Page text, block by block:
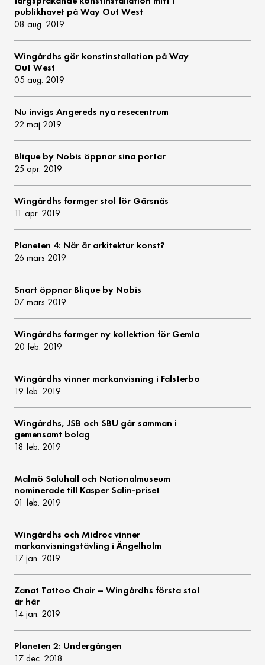
publikhavet på Way Out West
08 aug. 2019
Wingårdhs gör konstinstallation på Way
Out West
05 aug. 2019
Nu invigs Angereds nya resecentrum
22 maj 2019
Blique by Nobis öppnar sina portar
25 apr. 2019
Wingårdhs formger stol för Gärsnäs
11 apr. 2019
Planeten 4: När är arkitektur konst?
26 mars 2019
Snart öppnar Blique by Nobis
07 mars 2019
Wingårdhs formger ny kollektion för Gemla
20 feb. 2019
Wingårdhs vinner markanvisning i Falsterbo
19 feb. 2019
Wingårdhs, JSB och SBU går samman i
gemensamt bolag
18 feb. 2019
Malmö Saluhall och Nationalmuseum
nominerade till Kasper Salin-priset
01 feb. 2019
Wingårdhs och Midroc vinner
markanvisningstävling i Ängelholm
17 jan. 2019
Zanat Tattoo Chair – Wingårdhs första stol
är här
14 jan. 2019
Planeten 2: Undergången
17 dec. 2018